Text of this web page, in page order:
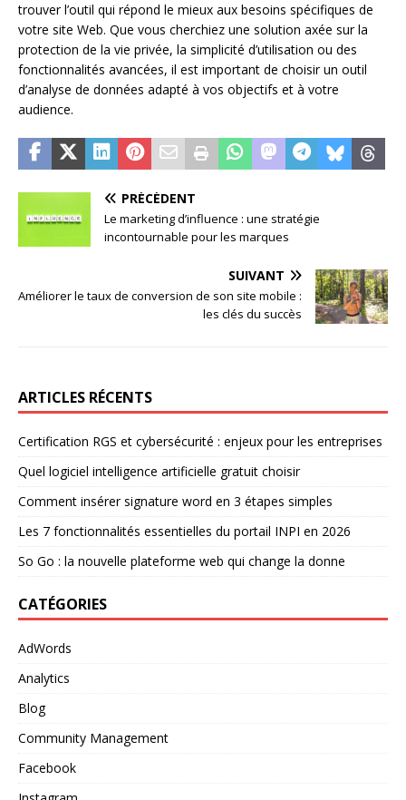
trouver l’outil qui répond le mieux aux besoins spécifiques de
votre site Web. Que vous cherchiez une solution axée sur la
protection de la vie privée, la simplicité d’utilisation ou des
fonctionnalités avancées, il est important de choisir un outil
d’analyse de données adapté à vos objectifs et à votre
audience.
PRÉCÉDENT
Le marketing d’influence : une stratégie
incontournable pour les marques
SUIVANT
Améliorer le taux de conversion de son site mobile :
les clés du succès
ARTICLES RÉCENTS
Certification RGS et cybersécurité : enjeux pour les entreprises
Quel logiciel intelligence artificielle gratuit choisir
Comment insérer signature word en 3 étapes simples
Les 7 fonctionnalités essentielles du portail INPI en 2026
So Go : la nouvelle plateforme web qui change la donne
CATÉGORIES
AdWords
Analytics
Blog
Community Management
Facebook